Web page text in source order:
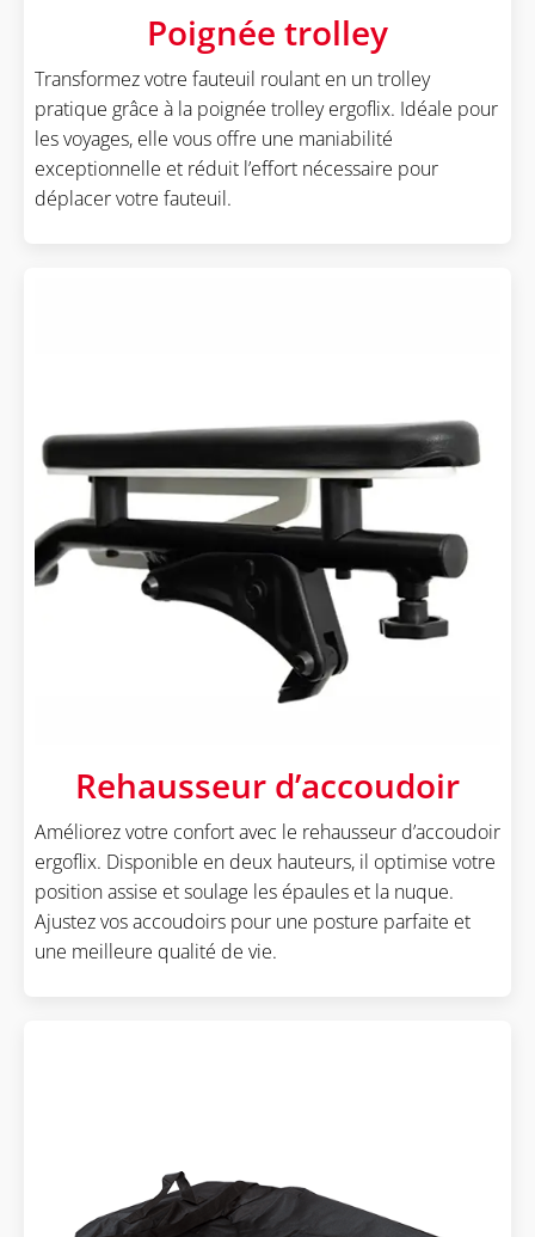
Poignée trolley
Transformez votre fauteuil roulant en un trolley
pratique grâce à la poignée trolley ergoflix. Idéale pour
les voyages, elle vous offre une maniabilité
exceptionnelle et réduit l’effort nécessaire pour
déplacer votre fauteuil.
Rehausseur d’accoudoir
Améliorez votre confort avec le rehausseur d’accoudoir
ergoflix. Disponible en deux hauteurs, il optimise votre
position assise et soulage les épaules et la nuque.
Ajustez vos accoudoirs pour une posture parfaite et
une meilleure qualité de vie.